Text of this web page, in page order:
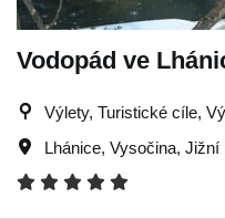
Vodopád ve
Výlety, Turistické cíle,
Lhánice, Vysočina, Jižní